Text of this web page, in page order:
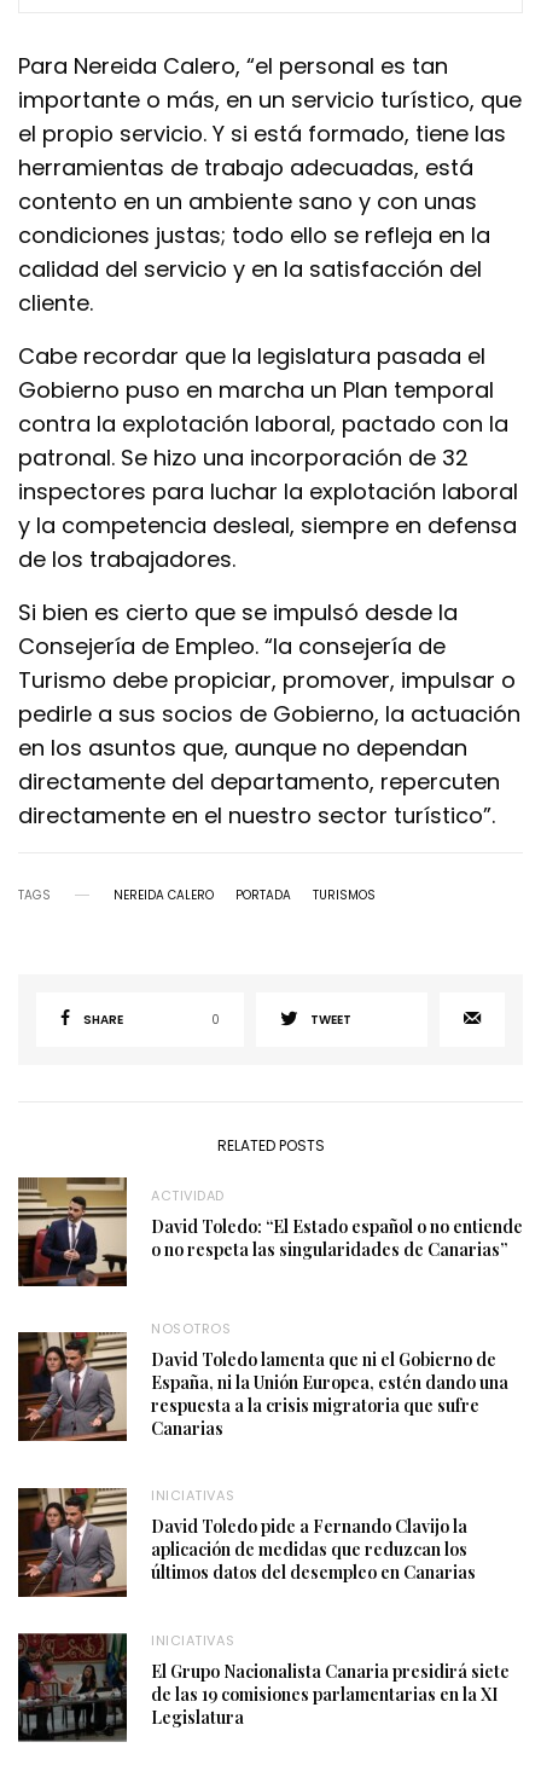
Para Nereida Calero, “el personal es tan
importante o más, en un servicio turístico, que
el propio servicio. Y si está formado, tiene las
herramientas de trabajo adecuadas, está
contento en un ambiente sano y con unas
condiciones justas; todo ello se refleja en la
calidad del servicio y en la satisfacción del
cliente.
Cabe recordar que la legislatura pasada el
Gobierno puso en marcha un Plan temporal
contra la explotación laboral, pactado con la
patronal. Se hizo una incorporación de 32
inspectores para luchar la explotación laboral
y la competencia desleal, siempre en defensa
de los trabajadores.
Si bien es cierto que se impulsó desde la
Consejería de Empleo. “la consejería de
Turismo debe propiciar, promover, impulsar o
pedirle a sus socios de Gobierno, la actuación
en los asuntos que, aunque no dependan
directamente del departamento, repercuten
directamente en el nuestro sector turístico”.
TAGS NEREIDA CALERO PORTADA TURISMOS
SHARE 0 TWEET
RELATED POSTS
ACTIVIDAD
David Toledo: “El Estado español o no entiende
o no respeta las singularidades de Canarias”
NOSOTROS
David Toledo lamenta que ni el Gobierno de
España, ni la Unión Europea, estén dando una
respuesta a la crisis migratoria que sufre
Canarias
INICIATIVAS
David Toledo pide a Fernando Clavijo la
aplicación de medidas que reduzcan los
últimos datos del desempleo en Canarias
INICIATIVAS
El Grupo Nacionalista Canaria presidirá siete
de las 19 comisiones parlamentarias en la XI
Legislatura